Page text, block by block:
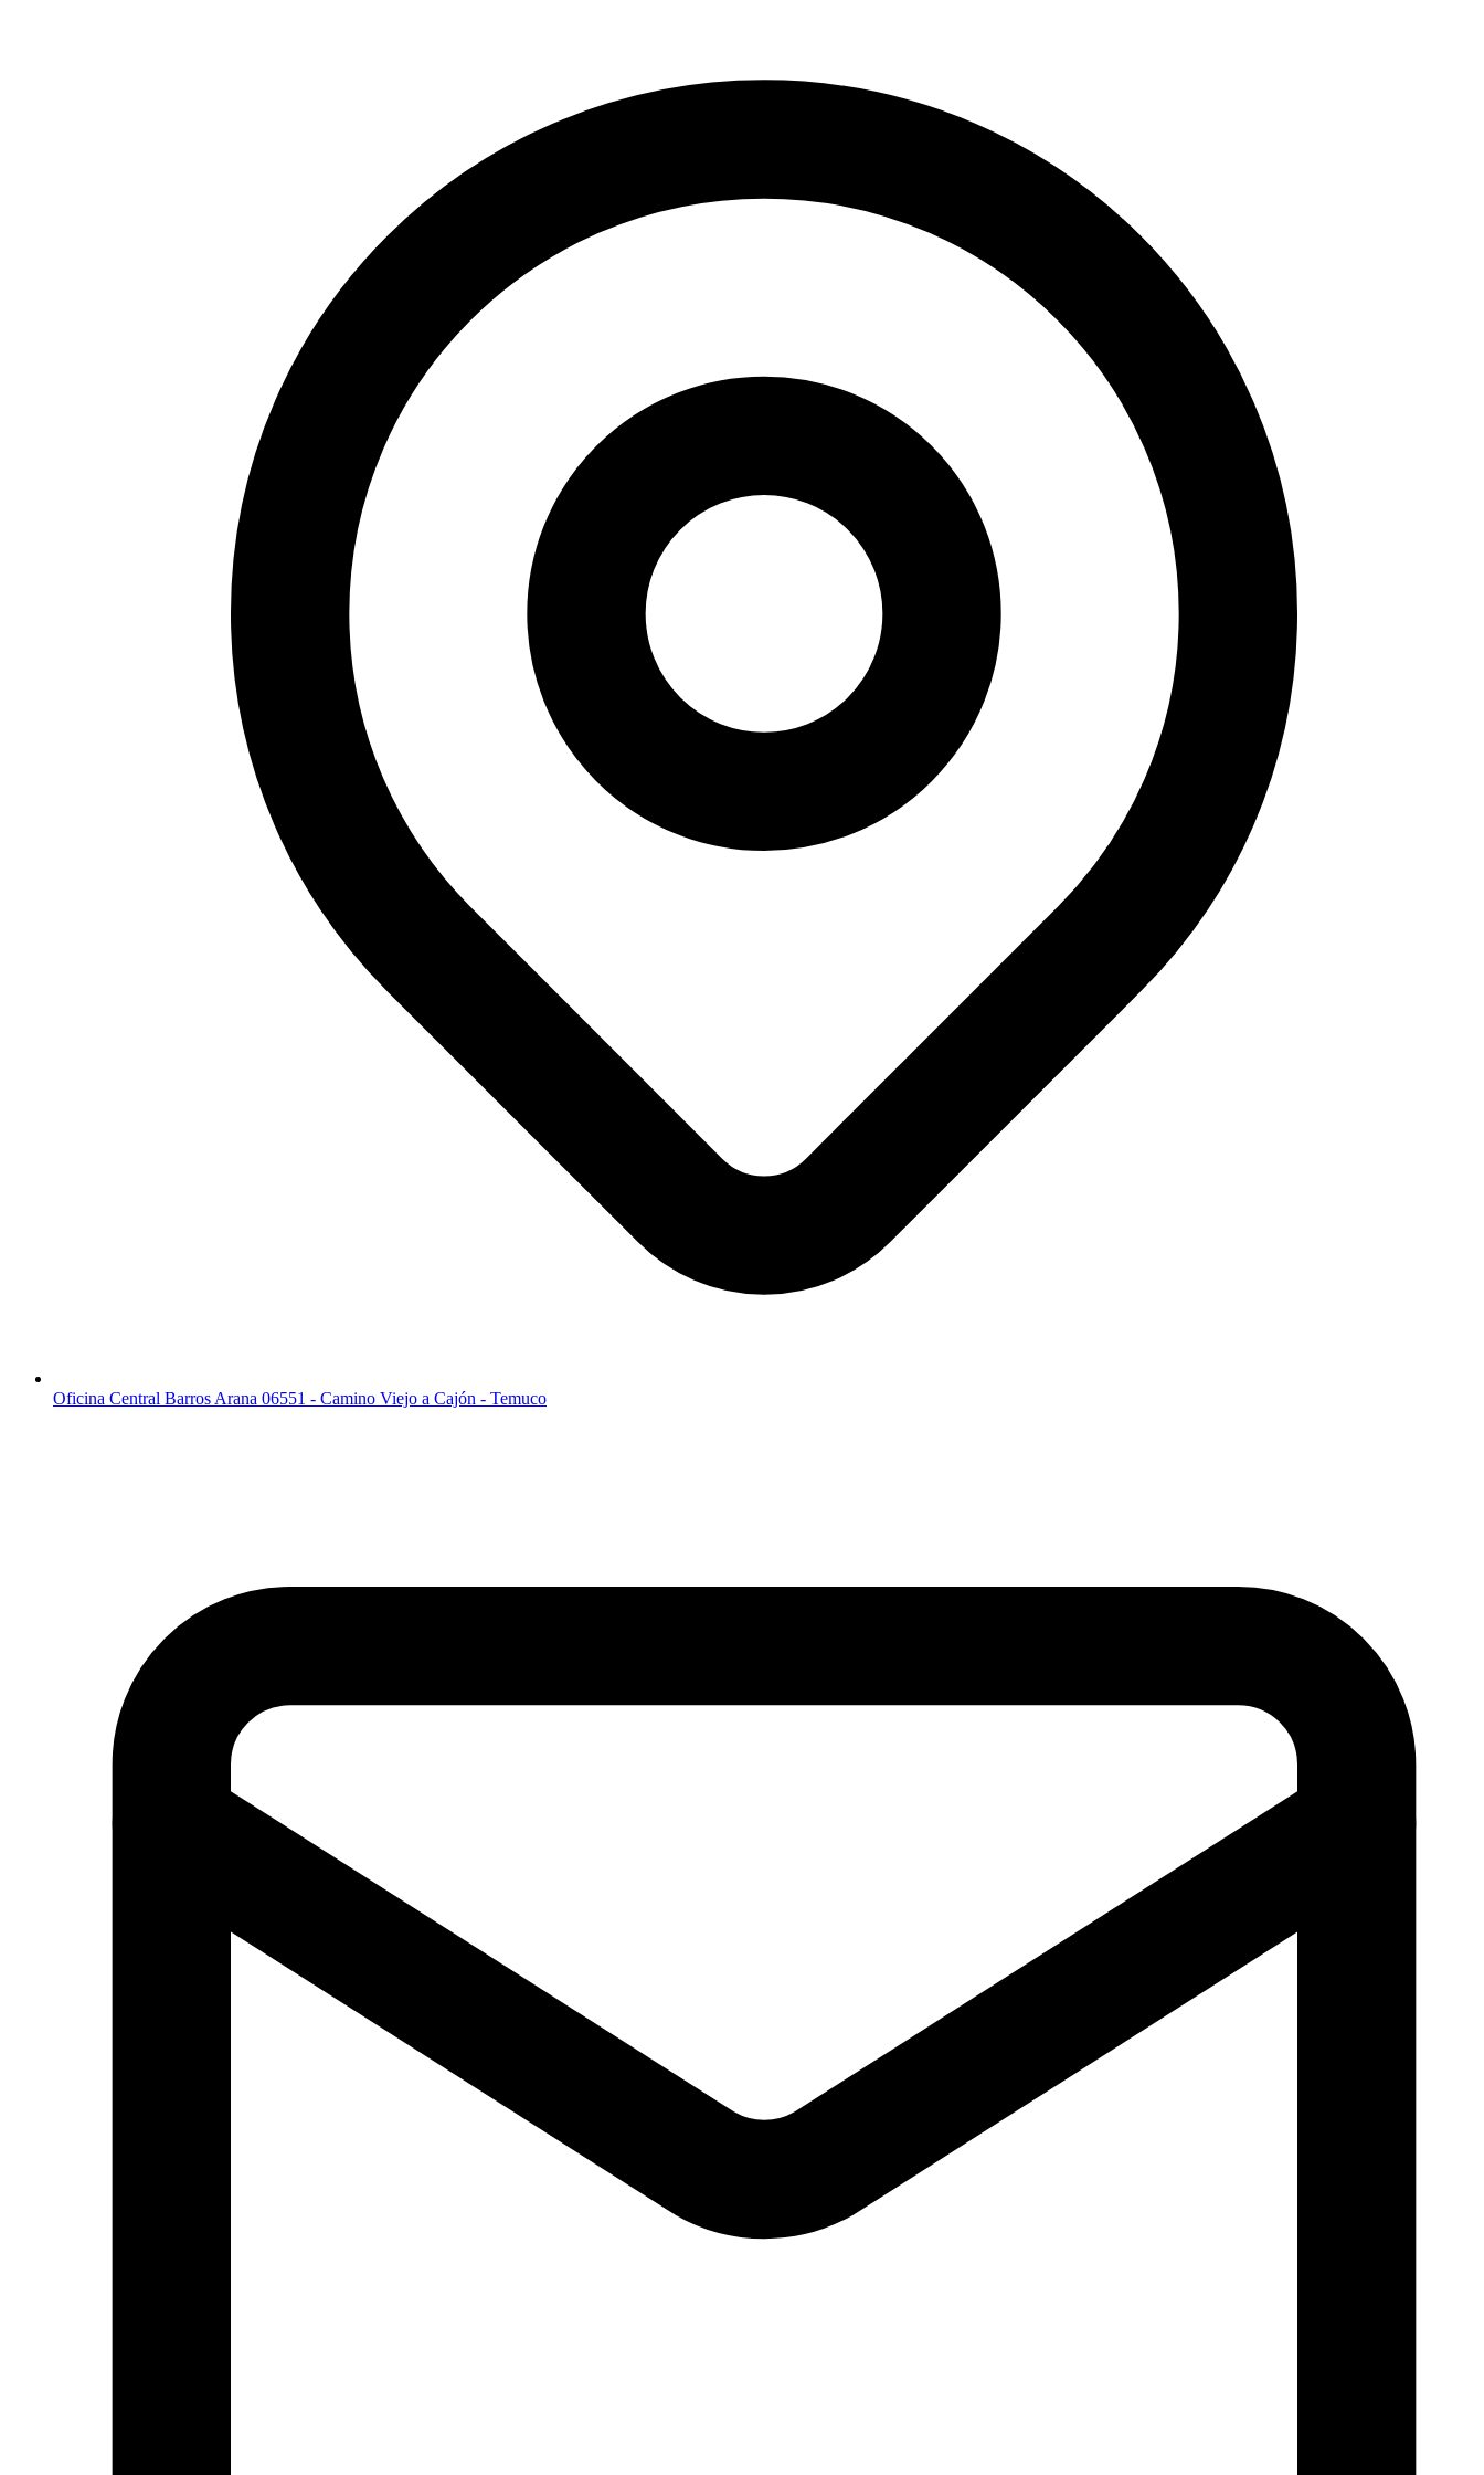
Oficina Central Barros Arana 06551 - Camino Viejo a Cajón - Temuco